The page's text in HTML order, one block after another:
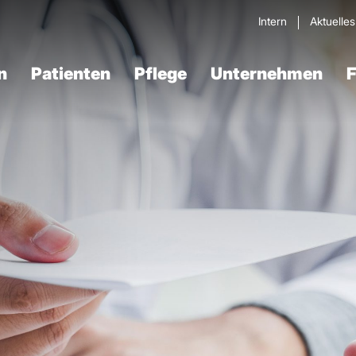
Intern
Patienten Pflege Unternehmen
Verdau­ungstrakt